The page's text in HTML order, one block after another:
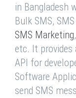
in Bangladesh
Bulk SMS,
SMS Marketing
etc. It provides
API for
Software
send SMS